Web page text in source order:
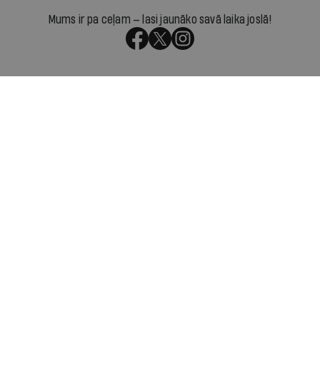
Mums ir pa ceļam — lasi jaunāko savā laika joslā!